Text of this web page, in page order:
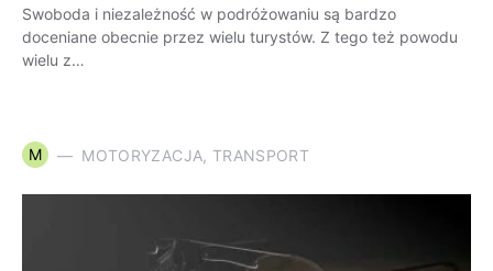
Swoboda i niezależność w podróżowaniu są bardzo
doceniane obecnie przez wielu turystów. Z tego też powodu
wielu z…
M MOTORYZACJA, TRANSPORT